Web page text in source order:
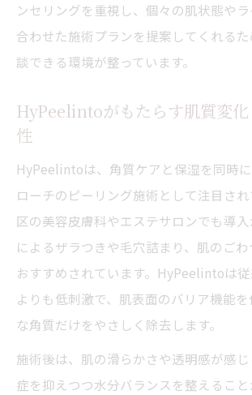
ンセリングを重視し、個々の肌状態や
合わせた施術プランを提案してくれる
談できる環境が整っています。
HyPeelintoがもたらす肌質変
性
HyPeelintoは、角質ケアと保湿を同時
ローチのピーリング施術として注目さ
区の美容皮膚科やエステサロンでも導
によるザラつきや毛穴詰まり、肌のご
おすすめされています。HyPeelintoは
よりも低刺激で、肌表面のバリア機能
な角質だけをやさしく除去します。
施術後は、肌の滑らかさや透明感が感
症を抑えつつ水分バランスを整えるこ